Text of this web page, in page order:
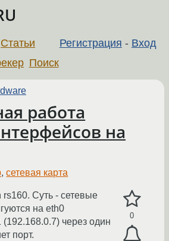
Регистрация - Вход
Статьи
Поиск
работа
на
,сетевая карта
0
Суть - сетевые
на eth0
через один
порт.